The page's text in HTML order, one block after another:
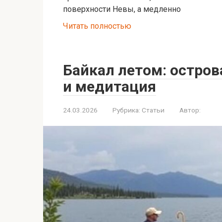
поверхности Невы, а медленно
Читать полностью
Байкал летом:
и медитация
24.03.2026 Рубрика: Статьи Автор: